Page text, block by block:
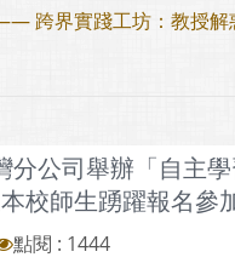
跨界實踐工坊：教授解
公司舉辦「自主
師生踴躍報名參加
點閱 : 1444